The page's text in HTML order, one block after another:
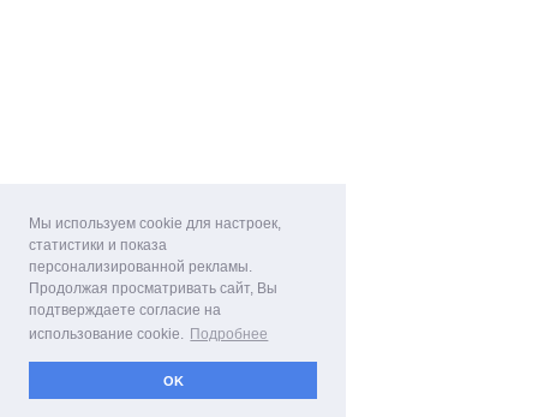
Мы используем cookie для настроек,
статистики и показа
персонализированной рекламы.
Продолжая просматривать сайт, Вы
подтверждаете согласие на
использование cookie. Подробнее
OK